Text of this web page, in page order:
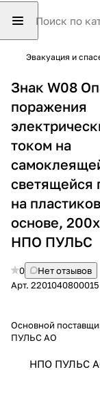
Эвакуация и
Знак W08
поражения
током на
светящейся
на
основе,
НПО ПУЛЬС
0
Нет отзывов
Арт. 2201040800015
Основной
ПУЛЬС АО
НПО ПУЛЬС